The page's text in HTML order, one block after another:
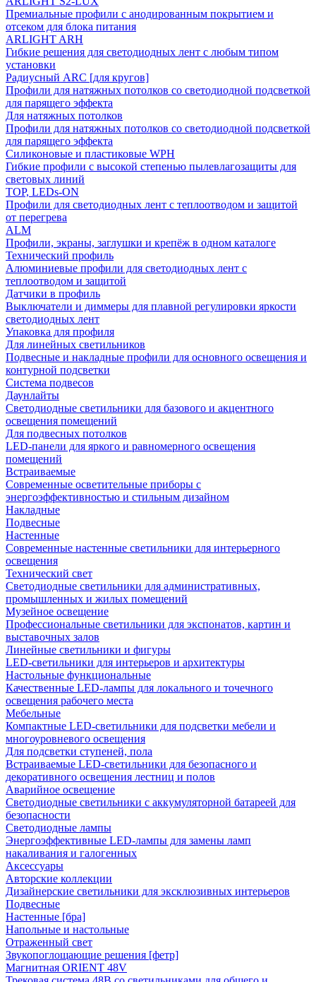
Премиальные профили с анодированным покрытием и
отсеком для блока питания
ARLIGHT ARH
Гибкие решения для светодиодных лент с любым типом
установки
Радиусный ARC [для кругов]
Профили для натяжных потолков со светодиодной подсветкой
для парящего эффекта
Для натяжных потолков
Профили для натяжных потолков со светодиодной подсветкой
для парящего эффекта
Силиконовые и пластиковые WPH
Гибкие профили с высокой степенью пылевлагозащиты для
световых линий
TOP, LEDs-ON
Профили для светодиодных лент с теплоотводом и защитой
от перегрева
ALM
Профили, экраны, заглушки и крепёж в одном каталоге
Технический профиль
Алюминиевые профили для светодиодных лент с
теплоотводом и защитой
Датчики в профиль
Выключатели и диммеры для плавной регулировки яркости
светодиодных лент
Упаковка для профиля
Для линейных светильников
Подвесные и накладные профили для основного освещения и
контурной подсветки
Система подвесов
Даунлайты
Светодиодные светильники для базового и акцентного
освещения помещений
Для подвесных потолков
LED-панели для яркого и равномерного освещения
помещений
Встраиваемые
Современные осветительные приборы с
энергоэффективностью и стильным дизайном
Накладные
Подвесные
Настенные
Современные настенные светильники для интерьерного
освещения
Технический свет
Светодиодные светильники для административных,
промышленных и жилых помещений
Музейное освещение
Профессиональные светильники для экспонатов, картин и
выставочных залов
Линейные светильники и фигуры
LED-светильники для интерьеров и архитектуры
Настольные функциональные
Качественные LED-лампы для локального и точечного
освещения рабочего места
Мебельные
Компактные LED-светильники для подсветки мебели и
многоуровневого освещения
Для подсветки ступеней, пола
Встраиваемые LED-светильники для безопасного и
декоративного освещения лестниц и полов
Аварийное освещение
Светодиодные светильники с аккумуляторной батареей для
безопасности
Светодиодные лампы
Энергоэффективные LED-лампы для замены ламп
накаливания и галогенных
Аксессуары
Авторские коллекции
Дизайнерские светильники для эксклюзивных интерьеров
Подвесные
Настенные [бра]
Напольные и настольные
Отраженный свет
Звукопоглощающие решения [фетр]
Магнитная ORIENT 48V